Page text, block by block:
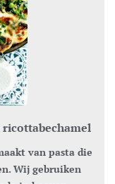
Wij gebruiken